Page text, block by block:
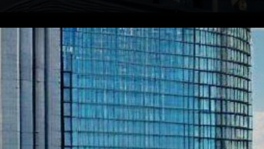
Le récent vote du Parlement
européen en faveur du projet
de loi sur les marchés des